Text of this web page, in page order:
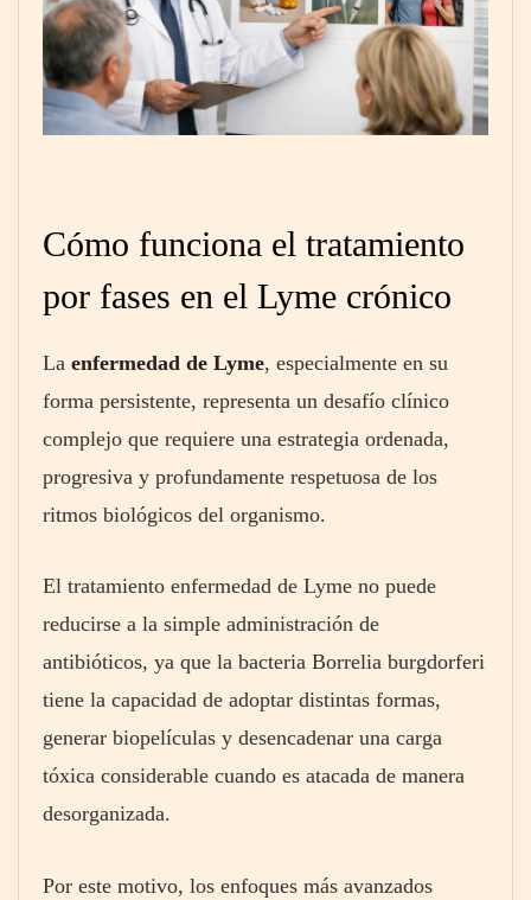
Cómo funciona el tratamiento
por fases en el Lyme crónico
La enfermedad de Lyme, especialmente en su
forma persistente, representa un desafío clínico
complejo que requiere una estrategia ordenada,
progresiva y profundamente respetuosa de los
ritmos biológicos del organismo.
El tratamiento enfermedad de Lyme no puede
reducirse a la simple administración de
antibióticos, ya que la bacteria Borrelia burgdorferi
tiene la capacidad de adoptar distintas formas,
generar biopelículas y desencadenar una carga
tóxica considerable cuando es atacada de manera
desorganizada.
Por este motivo, los enfoques más avanzados